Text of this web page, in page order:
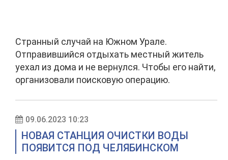
Странный случай на Южном Урале.
Отправившийся отдыхать местный житель
уехал из дома и не вернулся. Чтобы его найти,
организовали поисковую операцию.
09.06.2023 10:23
НОВАЯ СТАНЦИЯ ОЧИСТКИ ВОДЫ
ПОЯВИТСЯ ПОД ЧЕЛЯБИНСКОМ